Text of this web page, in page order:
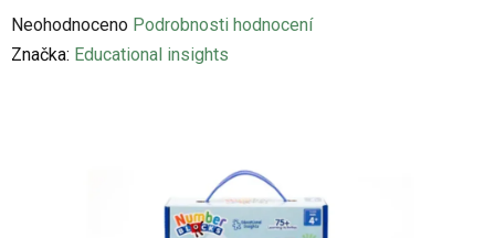
Průměrné
hodnocení
Neohodnoceno Podrobnosti hodnocení
Značka: Educational insights